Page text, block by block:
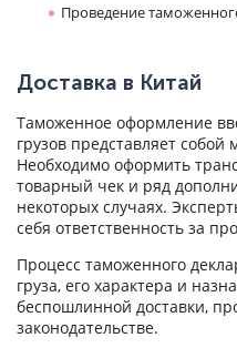
Проведение
Доставка в Китай
Таможенное оформление
грузов представляет
Необходимо оформить
товарный чек и ряд
некоторых случаях.
себя ответственность за
Процесс таможенного
груза, его характера и
беспошлинной доставки,
законодательстве.